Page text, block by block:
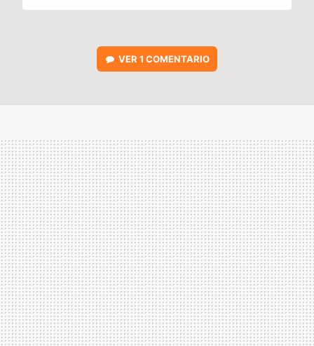
VER 1 COMENTARIO